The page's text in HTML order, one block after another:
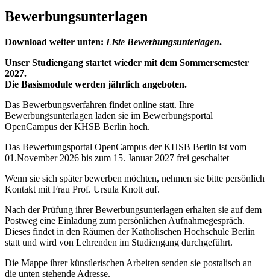
Bewerbungsunterlagen
Download weiter unten: Liste Bewerbungsunterlagen.
Unser Studiengang startet wieder mit dem Sommersemester
2027.
Die Basismodule werden jährlich angeboten.
Das Bewerbungsverfahren findet online statt. Ihre
Bewerbungsunterlagen laden sie im Bewerbungsportal
OpenCampus der KHSB Berlin hoch.
Das Bewerbungsportal OpenCampus der KHSB Berlin ist vom
01.November 2026 bis zum 15. Januar 2027 frei geschaltet
Wenn sie sich später bewerben möchten, nehmen sie bitte persönlich
Kontakt mit Frau Prof. Ursula Knott auf.
Nach der Prüfung ihrer Bewerbungsunterlagen erhalten sie auf dem
Postweg eine Einladung zum persönlichen Aufnahmegespräch.
Dieses findet in den Räumen der Katholischen Hochschule Berlin
statt und wird von Lehrenden im Studiengang durchgeführt.
Die Mappe ihrer künstlerischen Arbeiten senden sie postalisch an
die unten stehende Adresse.